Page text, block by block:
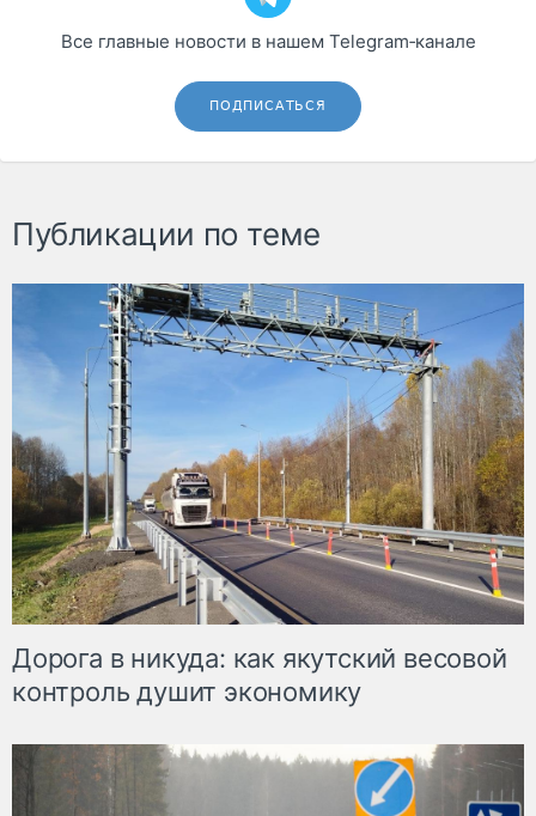
Все главные новости в нашем Telegram‑канале
ПОДПИСАТЬСЯ
Публикации по теме
Дорога в никуда: как якутский весовой
контроль душит экономику